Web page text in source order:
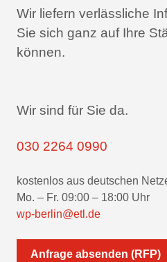
Wir liefern verlässliche
Sie sich ganz auf Ihre
können.
Wir sind für Sie da.
030 2264 0990
kostenlos aus deutschen
Mo. – Fr. 09:00 – 18:00 Uhr
wp-berlin@etl.de
Anfrage absenden (RFP)